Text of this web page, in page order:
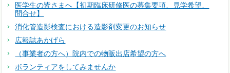
医学生の皆さまへ【初期臨床研修医の募集要項、見学希望、
問合せ】
消化管造影検査における造影剤変更のお知らせ
広報誌あかげら
（事業者の方へ）院内での物販出店希望の方へ
ボランティアをしてみませんか